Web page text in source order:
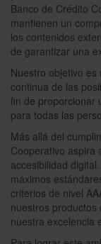
Banco de Crédito
mantienen un
los contenidos
de garantizar una
Nuestro objetivo
continua de las
fin de proporcionar
para todas las
Más allá del
Cooperativo aspira
accesibilidad
máximos
criterios de nivel
nuestros
nuestra excelencia